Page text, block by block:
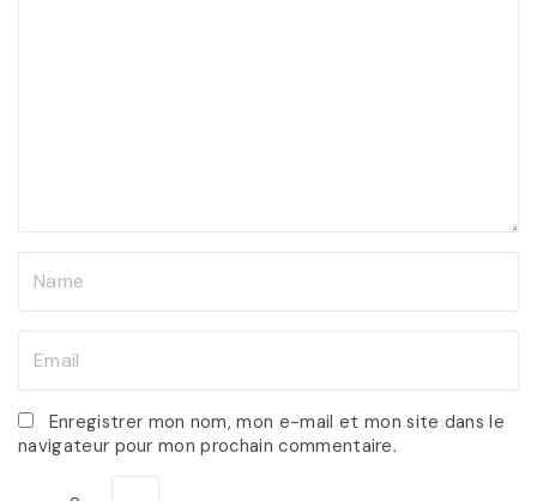
*
a
i
Enregistrer mon nom, mon e-mail et mon site dans le
navigateur pour mon prochain commentaire.